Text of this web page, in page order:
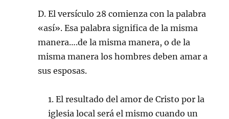
D. El versículo 28 comienza con la palabra
«así». Esa palabra significa de la misma
manera….de la misma manera, o de la
misma manera los hombres deben amar a
sus esposas.
1. El resultado del amor de Cristo por la
iglesia local será el mismo cuando un